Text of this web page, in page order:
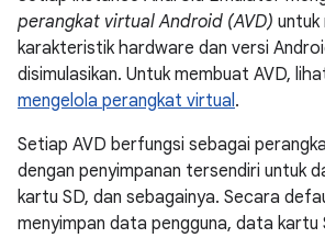
perangkat virtual Android (AVD) untuk
karakteristik hardware dan versi
disimulasikan. Untuk membuat AVD,
mengelola perangkat virtual.
Setiap AVD berfungsi sebagai
dengan penyimpanan tersendiri untuk
kartu SD, dan sebagainya. Secara
menyimpan data pengguna, data kartu